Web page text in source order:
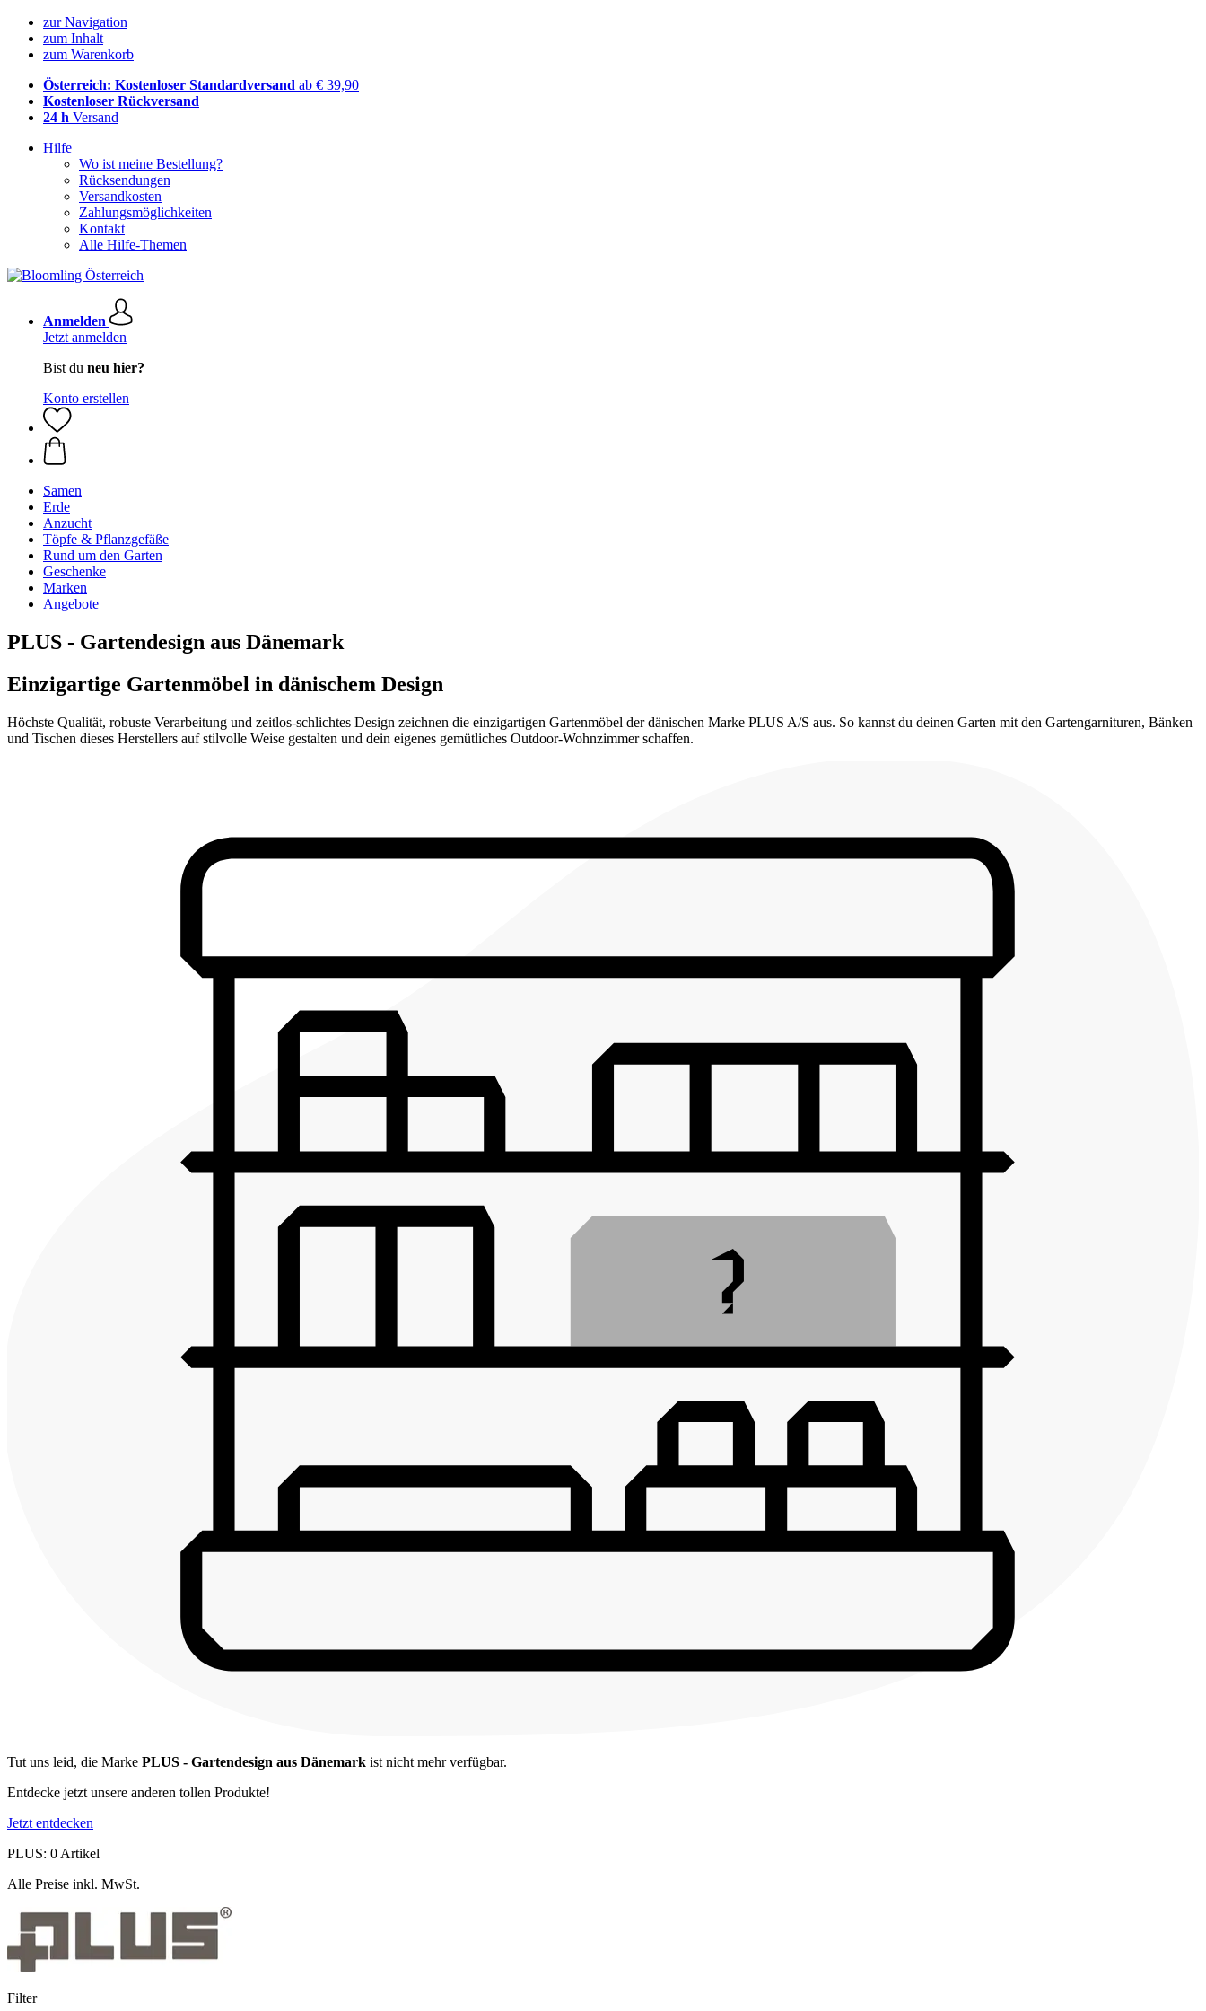
zur Navigation
zum Inhalt
zum Warenkorb
Österreich: Kostenloser Standardversand ab € 39,90
Kostenloser Rückversand
24 h Versand
Hilfe
Wo ist meine Bestellung?
Rücksendungen
Versandkosten
Zahlungsmöglichkeiten
Kontakt
Alle Hilfe-Themen
Anmelden
Jetzt anmelden
Bist du neu hier?
Konto erstellen
Samen
Erde
Anzucht
Töpfe & Pflanzgefäße
Rund um den Garten
Geschenke
Marken
Angebote
PLUS - Gartendesign aus Dänemark
Einzigartige Gartenmöbel in dänischem Design
Höchste Qualität, robuste Verarbeitung und zeitlos-schlichtes Design zeichnen die einzigartigen Gartenmöbel der dänischen Marke PLUS A/S aus. So kannst du deinen Garten mit den Gartengarnituren, Bänken
und Tischen dieses Herstellers auf stilvolle Weise gestalten und dein eigenes gemütliches Outdoor-Wohnzimmer schaffen.
Tut uns leid, die Marke PLUS - Gartendesign aus Dänemark ist nicht mehr verfügbar.
Entdecke jetzt unsere anderen tollen Produkte!
Jetzt entdecken
PLUS: 0 Artikel
Alle Preise inkl. MwSt.
Filter